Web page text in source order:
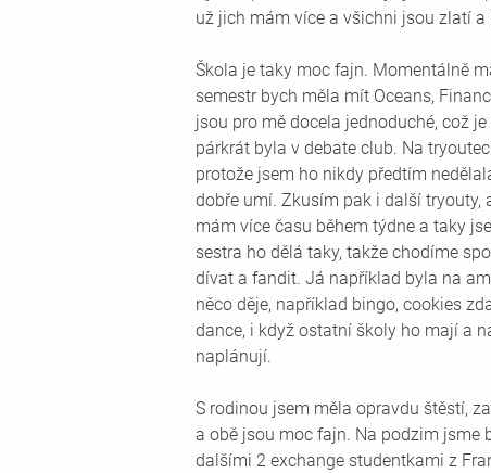
už jich mám více a všichni jsou zlatí a
Škola je taky moc fajn. Momentálně
semestr bych měla mít Oceans,
jsou pro mě docela jednoduché, což
párkrát byla v debate club. Na
protože jsem ho nikdy předtím
dobře umí. Zkusím pak i další tryouty,
mám více času během týdne a taky
sestra ho dělá taky, takže chodíme
dívat a fandit. Já například byla na
něco děje, například bingo, cookies
dance, i když ostatní školy ho mají a
naplánují.
S rodinou jsem měla opravdu štěstí,
a obě jsou moc fajn. Na podzim jsme
dalšími 2 exchange studentkami z